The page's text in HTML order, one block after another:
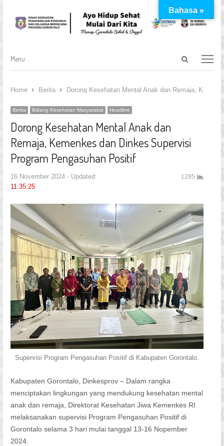
Open
Menu
Menu
Home Berita Dorong Kesehatan Mental Anak dan Remaja,
Berita Bidang Kesehatan Masyarakat Headline
Dorong Kesehatan Mental Anak dan
Remaja, Kemenkes dan Dinkes Supervisi
Program Pengasuhan Positif
16 November 2024
Updated:
11:35:25
1285
Supervisi Program Pengasuhan Positif di Kabupaten Gorontalo.
Kabupaten Gorontalo, Dinkesprov – Dalam rangka
menciptakan lingkungan yang mendukung kesehatan mental
anak dan remaja, Direktorat Kesehatan Jiwa Kemenkes RI
melaksanakan supervisi Program Pengasuhan Positif di
Gorontalo selama 3 hari mulai tanggal 13-16 Nopember
2024.
Bahasa »